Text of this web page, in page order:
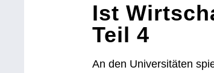
Ist
Teil 4
An den Universitäten